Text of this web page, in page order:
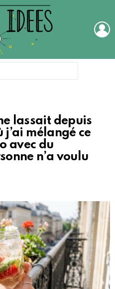
lassait depuis
j’ai mélangé ce
avec du
n’a voulu